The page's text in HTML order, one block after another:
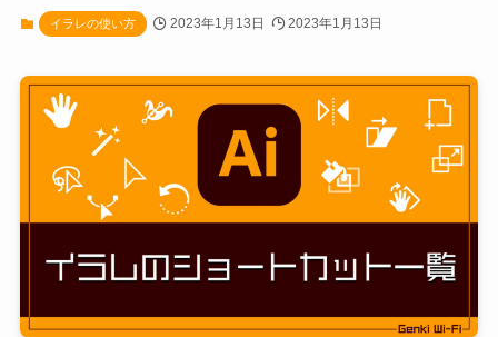
イラレの使い方 2023年1月13日 2023年1月13日